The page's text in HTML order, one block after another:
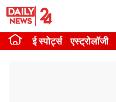
Skip
contentई स्पोर्ट्स एस्ट्रोलॉजी